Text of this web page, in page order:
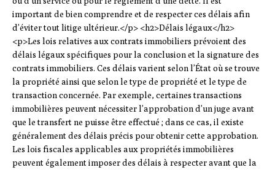
important de bien comprendre et de respecter ces délais afin
d’éviter tout litige ultérieur.</p> <h2>Délais légaux</h2>
<p>Les lois relatives aux contrats immobiliers prévoient des
délais légaux spécifiques pour la conclusion et la signature des
contrats immobiliers. Ces délais varient selon l’État où se trouve
la propriété ainsi que selon le type de propriété et le type de
transaction concernée. Par exemple, certaines transactions
immobilières peuvent nécessiter l’approbation d’un juge avant
que le transfert ne puisse être effectué ; dans ce cas, il existe
généralement des délais précis pour obtenir cette approbation.
Les lois fiscales applicables aux propriétés immobilières
peuvent également imposer des délais à respecter avant que la